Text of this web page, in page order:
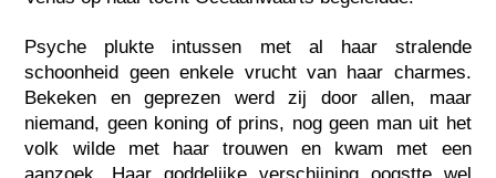
Psyche plukte intussen met al haar stralende
schoonheid geen enkele vrucht van haar charmes.
Bekeken en geprezen werd zij door allen, maar
niemand, geen koning of prins, nog geen man uit het
volk wilde met haar trouwen en kwam met een